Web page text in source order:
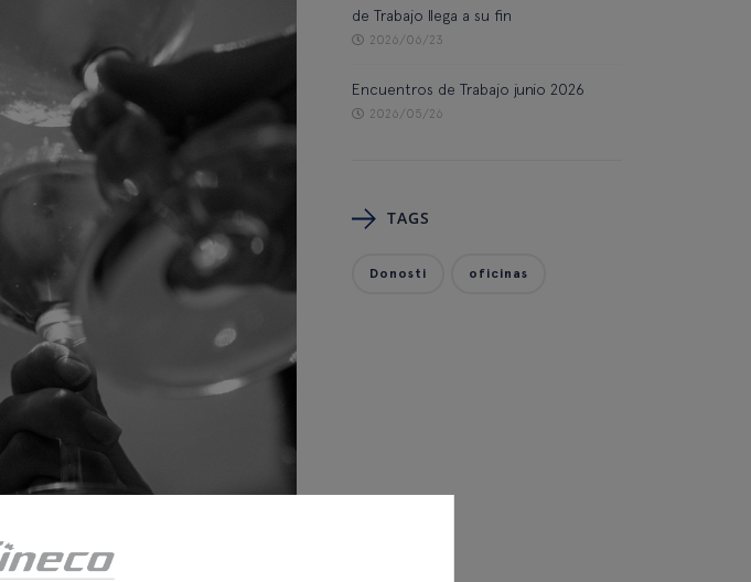
de Trabajo llega a su fin
2026/06/23
Encuentros de Trabajo junio 2026
2026/05/26
TAGS
Donosti oficinas